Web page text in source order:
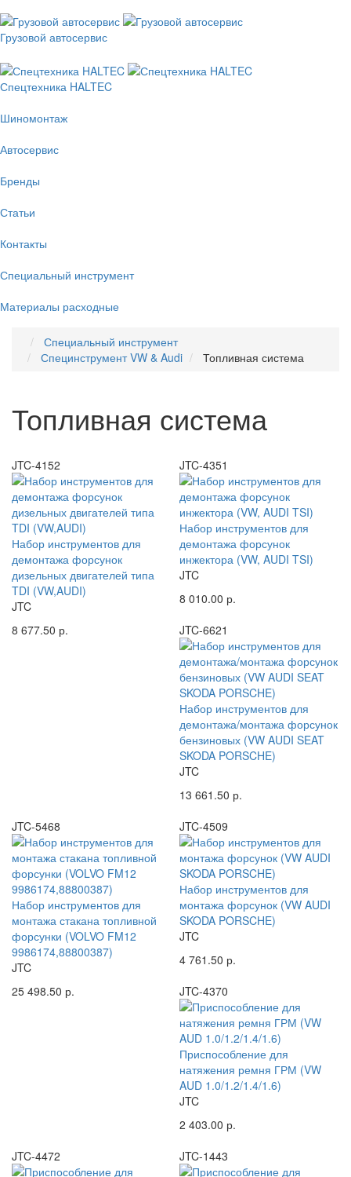
Грузовой автосервис
Спецтехника HALTEC
Шиномонтаж
Автосервис
Бренды
Статьи
Контакты
Специальный инструмент
Материалы расходные
Специальный инструмент
Специнструмент VW & Audi
Топливная система
Топливная система
JTC-4152
Набор инструментов для
демонтажа форсунок
дизельных двигателей типа
TDI (VW,AUDI)
JTC
8 677.50 р.
JTC-4351
Набор инструментов для
демонтажа форсунок
инжектора (VW, AUDI TSI)
JTC
8 010.00 р.
JTC-6621
Набор инструментов для
демонтажа/монтажа форсунок
бензиновых (VW AUDI SEAT
SKODA PORSCHE)
JTC
13 661.50 р.
JTC-5468
Набор инструментов для
монтажа стакана топливной
форсунки (VOLVO FM12
9986174,88800387)
JTC
25 498.50 р.
JTC-4509
Набор инструментов для
монтажа форсунок (VW AUDI
SKODA PORSCHE)
JTC
4 761.50 р.
JTC-4370
Приспособление для
натяжения ремня ГРМ (VW
AUD 1.0/1.2/1.4/1.6)
JTC
2 403.00 р.
JTC-4472
JTC-1443